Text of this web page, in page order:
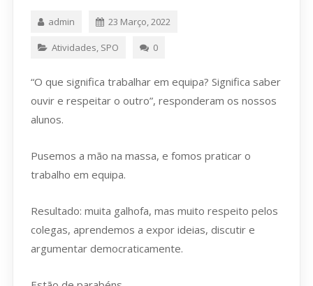
admin 23 Março, 2022
Atividades SPO 0
“O que significa trabalhar em equipa? Significa saber
ouvir e respeitar o outro”, responderam os nossos
alunos.
Pusemos a mão na massa, e fomos praticar o
trabalho em equipa.
Resultado: muita galhofa, mas muito respeito pelos
colegas, aprendemos a expor ideias, discutir e
argumentar democraticamente.